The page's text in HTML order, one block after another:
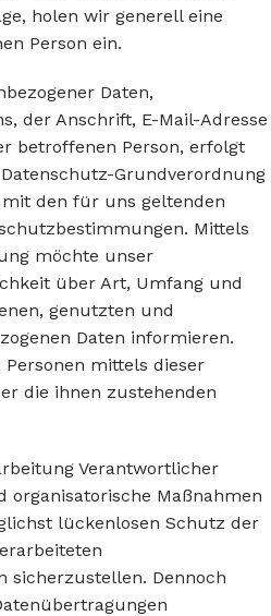
holen wir generell eine
Person ein.
Daten,
der Anschrift, E-Mail-Adresse
betroffenen Person, erfolgt
Grundverordnung
den für uns geltenden
Mittels
möchte unser
über Art, Umfang und
genutzten und
Daten informieren.
mittels dieser
die ihnen zustehenden
Verantwortlicher
organisatorische Maßnahmen
lückenlosen Schutz der
sicherzustellen. Dennoch